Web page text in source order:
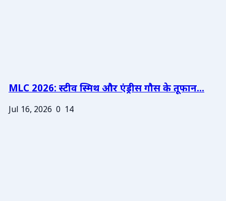
MLC 2026: स्टीव स्मिथ और एंड्रीस गौस के तूफान...
Jul 16, 2026 0 14